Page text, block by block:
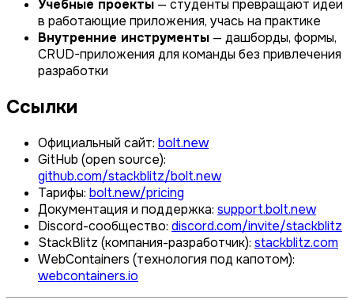
Учебные проекты — студенты превращают идеи
в работающие приложения, учась на практике
Внутренние инструменты — дашборды, формы,
CRUD-приложения для команды без привлечения
разработки
Ссылки
Официальный сайт: bolt.new
GitHub (open source):
github.com/stackblitz/bolt.new
Тарифы: bolt.new/pricing
Документация и поддержка: support.bolt.new
Discord-сообщество: discord.com/invite/stackblitz
StackBlitz (компания-разработчик): stackblitz.com
WebContainers (технология под капотом):
webcontainers.io